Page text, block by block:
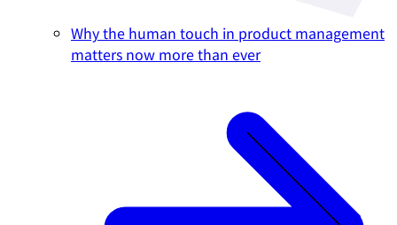
Why the human touch in product management
matters now more than ever